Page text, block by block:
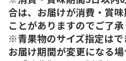
合は、お届けが消費・賞
ことがありますのでご了承
※青果物のサイズ指定はで
お届け期間が変更になる場